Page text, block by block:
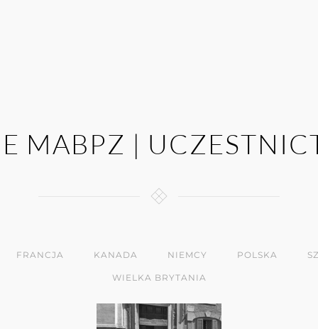
MABPZ |
FRANCJA KANADA NIEMCY POLSKA
WIELKA BRYTANIA